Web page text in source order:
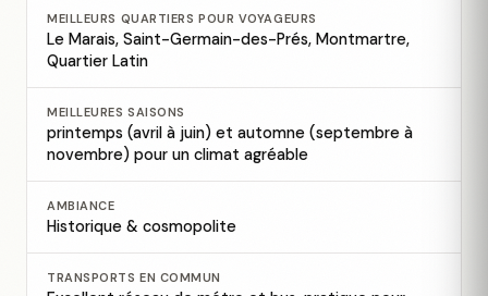
MEILLEURS QUARTIERS POUR VOYAGEURS
Le Marais, Saint-Germain-des-Prés, Montmartre,
Quartier Latin
MEILLEURES SAISONS
printemps (avril à juin) et automne (septembre à
novembre) pour un climat agréable
AMBIANCE
Historique & cosmopolite
TRANSPORTS EN COMMUN